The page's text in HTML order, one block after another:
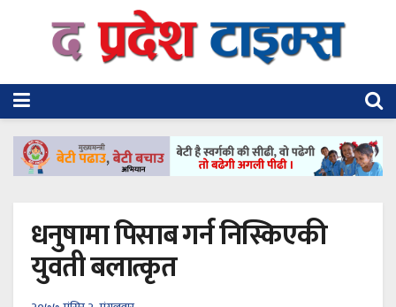
धनुषामा पिसाब गर्न निस्किएकी
युवती बलात्कृत